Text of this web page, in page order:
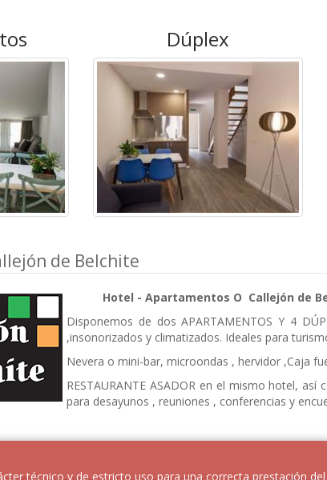
Dúplex
de Belchite
Hotel - Apartamentos O Callejón de
Disponemos de dos APARTAMENTOS Y 4
,insonorizados y climatizados. Ideales para
Nevera o mini-bar, microondas , hervidor ,Caja
RESTAURANTE ASADOR en el mismo hotel, así
para desayunos , reuniones , conferencias y
técnico y de estricto uso para una correcta prestación